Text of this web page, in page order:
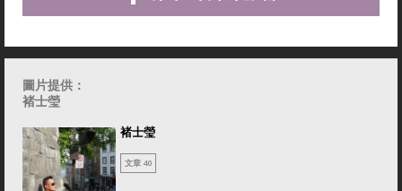
圖片提供：
褚士瑩
褚士瑩
文章 40